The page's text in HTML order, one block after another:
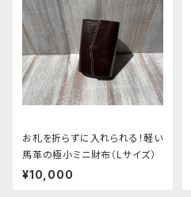
お札を折らずに入れられる！軽い
馬革の極小ミニ財布（Lサイズ）
¥10,000